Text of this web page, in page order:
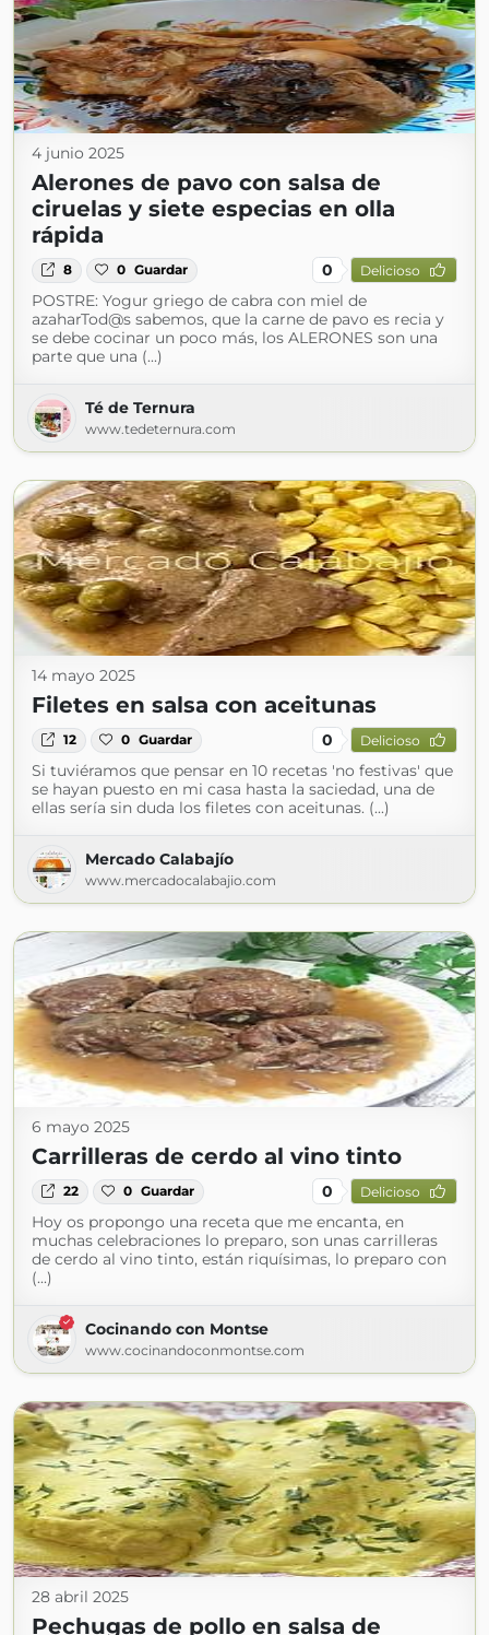
4 junio 2025
Alerones de pavo con salsa de
ciruelas y siete especias en olla
rápida
8 0 Guardar 0 Delicioso
POSTRE: Yogur griego de cabra con miel de
azaharTod@s sabemos, que la carne de pavo es recia y
se debe cocinar un poco más, los ALERONES son una
parte que una (...)
Té de Ternura
www.tedeternura.com
14 mayo 2025
Filetes en salsa con aceitunas
12 0 Guardar 0 Delicioso
Si tuviéramos que pensar en 10 recetas 'no festivas' que
se hayan puesto en mi casa hasta la saciedad, una de
ellas sería sin duda los filetes con aceitunas. (...)
Mercado Calabajío
www.mercadocalabajio.com
6 mayo 2025
Carrilleras de cerdo al vino tinto
22 0 Guardar 0 Delicioso
Hoy os propongo una receta que me encanta, en
muchas celebraciones lo preparo, son unas carrilleras
de cerdo al vino tinto, están riquísimas, lo preparo con
(...)
Cocinando con Montse
www.cocinandoconmontse.com
28 abril 2025
Pechugas de pollo en salsa de